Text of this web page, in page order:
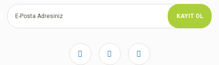
KAYIT OL